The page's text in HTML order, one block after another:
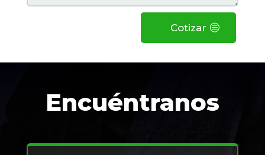
Cotizar
Encuéntranos